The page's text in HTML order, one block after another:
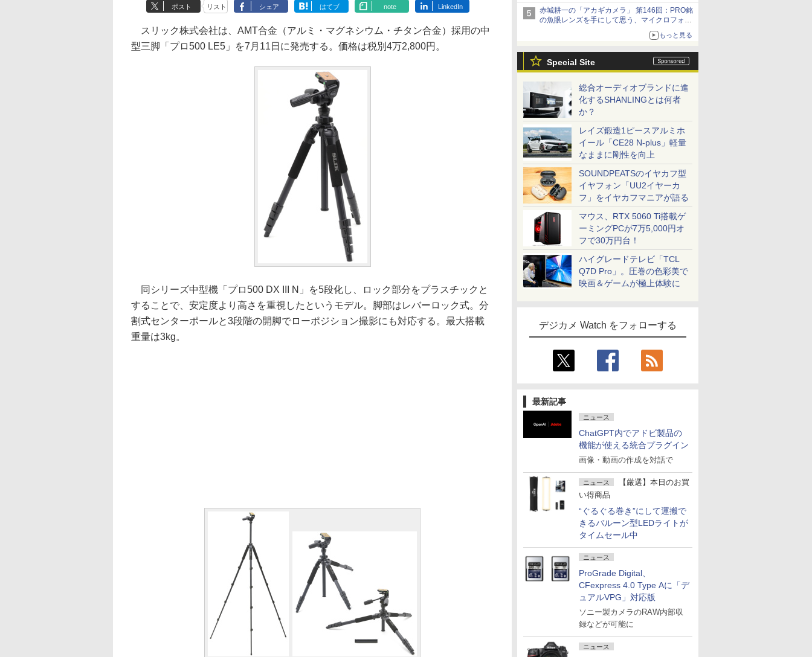
赤城耕一の「アカギカメラ」 第146回：PRO銘
の魚眼レンズを手にして思う、マイクロフォー
もっと見る
Special Site
総合オーディオブランドに進
化するSHANLINGとは何者
か？
レイズ鍛造1ピースアルミホ
イール「CE28 N-plus」軽量
なままに剛性を向上
SOUNDPEATSのイヤカフ型
イヤフォン「UU2イヤーカ
フ」をイヤカフマニアが語る
マウス、RTX 5060 Ti搭載ゲ
ーミングPCが7万5,000円オ
フで30万円台！
ハイグレードテレビ「TCL
Q7D Pro」。圧巻の色彩美で
映画＆ゲームが極上体験に
デジカメ Watch をフォローする
最新記事
ニュース
ChatGPT内でアドビ製品の
機能が使える統合プラグイン
画像・動画の作成を対話で
ニュース
【厳選】本日のお買
い得商品
“ぐるぐる巻き”にして運搬で
きるバルーン型LEDライトが
タイムセール中
ニュース
ProGrade Digital、
CFexpress 4.0 Type Aに「デ
ュアルVPG」対応版
ソニー製カメラのRAW内部収
録などが可能に
ニュース
ポスト リスト シェア はてブ note LinkedIn
スリック株式会社は、AMT合金（アルミ・マグネシウム・チタン合金）採用の中
型三脚「プロ500 LE5」を7月11日に発売する。価格は税別4万2,800円。
同シリーズ中型機「プロ500 DX III N」を5段化し、ロック部分をプラスチックと
することで、安定度より高さを重視したというモデル。脚部はレバーロック式。分
割式センターポールと3段階の開脚でローポジション撮影にも対応する。最大搭載
重量は3kg。